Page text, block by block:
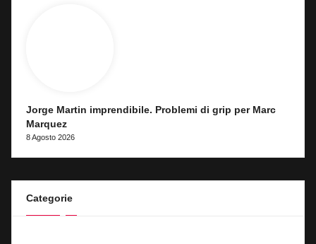
Jorge Martin imprendibile. Problemi di grip per Marc
Marquez
8 Agosto 2026
Categorie